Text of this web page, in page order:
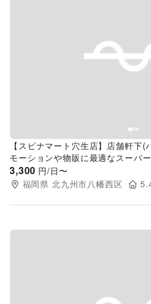
Previous slide
【スピナマート穴生店】店舗軒下
モーションや物販に最適なスーパ
3,300 円/日〜
福岡県 北九州市八幡西区